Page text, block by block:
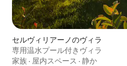
セルヴィリアーノのヴィラ
専用温水プール付きヴィラ
家族 · 屋内スペース · 静か